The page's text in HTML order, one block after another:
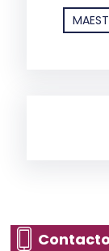
Contacto